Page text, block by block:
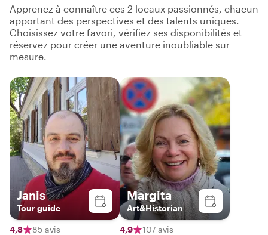
Apprenez à connaître ces 2 locaux passionnés, chacun
apportant des perspectives et des talents uniques.
Choisissez votre favori, vérifiez ses disponibilités et
réservez pour créer une aventure inoubliable sur
mesure.
Janis
Tour guide
4,8 85 avis
Margita
Art&Historian
4,9 107 avis